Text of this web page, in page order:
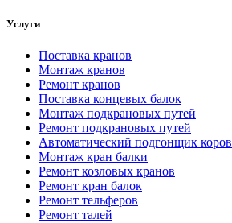
Услуги
Поставка кранов
Монтаж кранов
Ремонт кранов
Поставка концевых балок
Монтаж подкрановых путей
Ремонт подкрановых путей
Автоматический подгонщик коров
Монтаж кран балки
Ремонт козловых кранов
Ремонт кран балок
Ремонт тельферов
Ремонт талей